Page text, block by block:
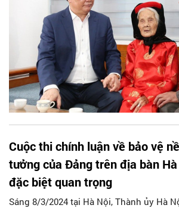
Cuộc thi chính luận về bảo vệ
tưởng của Đảng trên địa bàn
đặc biệt quan trọng
Sáng 8/3/2024 tại Hà Nội, Thành ủy Hà